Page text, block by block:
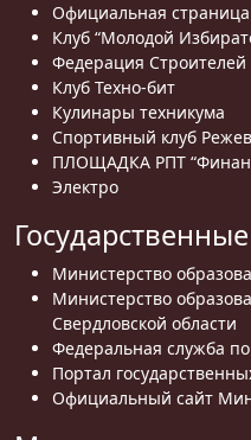
Официальная страница
Клуб “Молодой
Федерация Строителей
Клуб Техно-бит
Кулинары техникума
Спортивный клуб
ПЛОЩАДКА РПТ
Электро
Министерство
Министерство
Свердловской области
Федеральная служба
Портал
Официальный сайт